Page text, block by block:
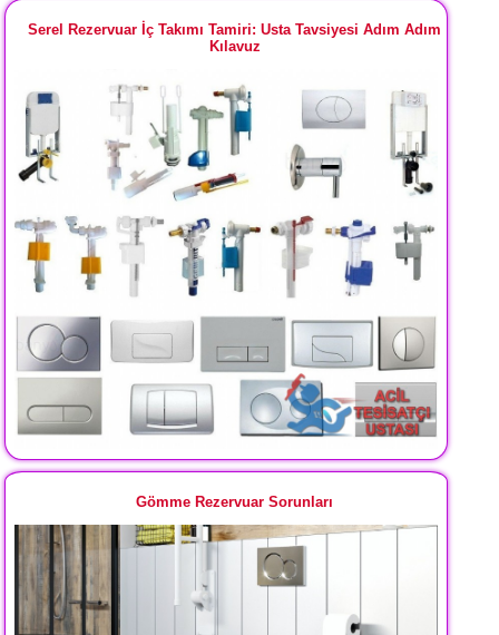
Serel Rezervuar İç Takımı Tamiri: Usta Tavsiyesi Adım Adım
Kılavuz
Gömme Rezervuar Sorunları